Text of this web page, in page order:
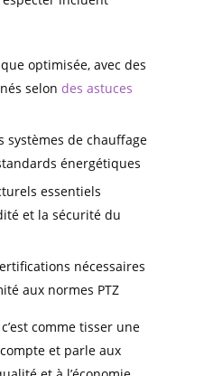
optimisée, avec des
selon des astuces
systèmes de chauffage
énergétiques
essentiels
et la sécurité du
nécessaires
aux normes PTZ
comme tisser une
et parle aux